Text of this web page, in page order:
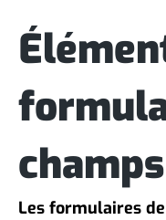
Les formulaires